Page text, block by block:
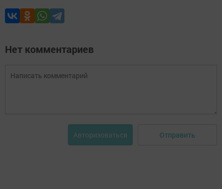
Нет комментариев
Авторизоваться Отправить